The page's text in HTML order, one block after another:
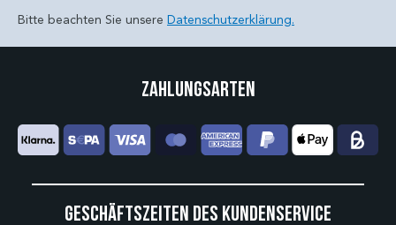
Bitte beachten Sie unsere Datenschutzerklärung.
Geschäftszeiten des Kundenservice
Zahlungsarten